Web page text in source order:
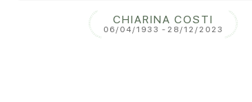
CHIARINA COSTI
06/04/1933 - 28/12/2023